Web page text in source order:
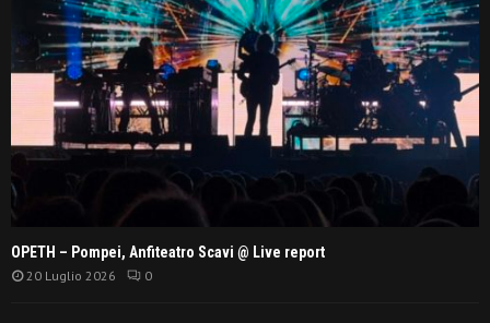
OPETH – Pompei, Anfiteatro Scavi @ Live report
20 Luglio 2026 0